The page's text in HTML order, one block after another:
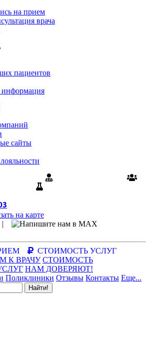
на прием
врача
пациентов
информация
сайты
на карте
|
СТОИМОСТЬ УСЛУГ
К ВРАЧУ СТОИМОСТЬ
НАМ ДОВЕРЯЮТ!
Поликлиники Отзывы Контакты Еще...
Найти!